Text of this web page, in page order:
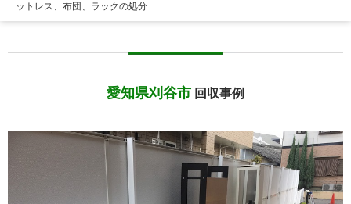
ットレス、布団、ラックの処分
愛知県刈谷市 回収事例